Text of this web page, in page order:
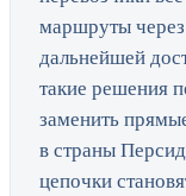
маршруты
дальнейшей
такие решения
заменить
в страны
цепочки